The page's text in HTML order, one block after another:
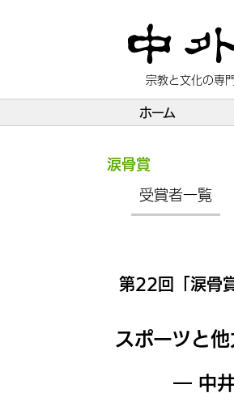
宗教と文化の
ホーム
涙骨賞
受賞者一覧
第22回「涙骨
スポーツと他
― 中井